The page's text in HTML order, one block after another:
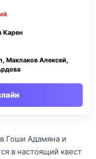
Карен
Маклаков Алексей,
Гоши Адамяна и
в настоящий квест